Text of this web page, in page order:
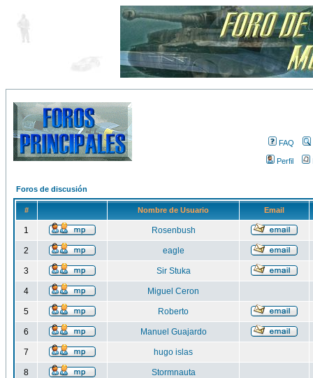
FAQ
Perfil
Foros de discusión
# Nombre de Usuario Email
1 Rosenbush
2 eagle
3 Sir Stuka
4 Miguel Ceron
5 Roberto
6 Manuel Guajardo
7 hugo islas
8 Stormnauta